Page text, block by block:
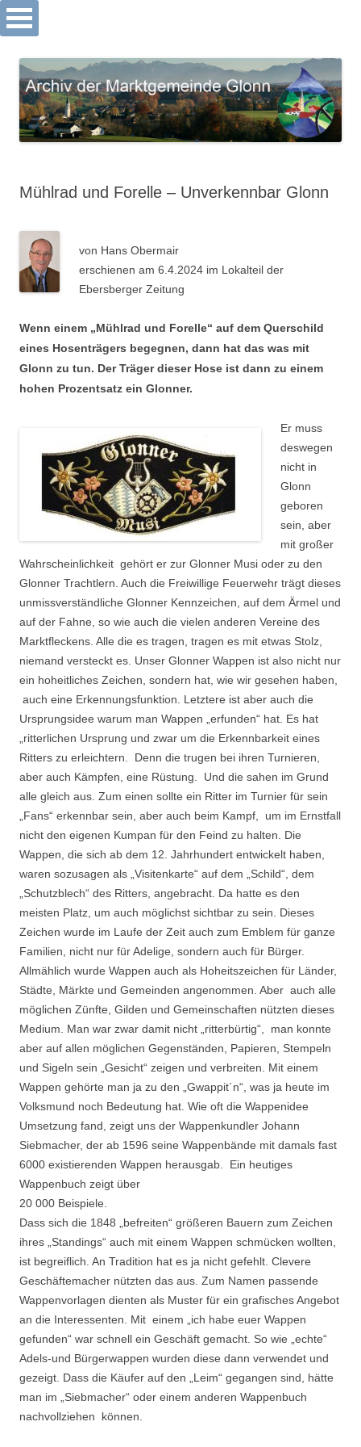
Suchen nach:
Archiv Markt Glonn
zum
Inhalt
Mühlrad und Forelle – Unverkennbar Glonn
von Hans Obermair
erschienen am 6.4.2024 im Lokalteil der
Ebersberger Zeitung
Wenn einem „Mühlrad und Forelle“ auf dem Querschild
eines Hosenträgers begegnen, dann hat das was mit
Glonn zu tun. Der Träger dieser Hose ist dann zu einem
hohen Prozentsatz ein Glonner.
Er muss
deswegen
nicht in
Glonn
geboren
sein, aber
mit großer
Wahrscheinlichkeit gehört er zur Glonner Musi oder zu den
Glonner Trachtlern. Auch die Freiwillige Feuerwehr trägt dieses
unmissverständliche Glonner Kennzeichen, auf dem Ärmel und
auf der Fahne, so wie auch die vielen anderen Vereine des
Marktfleckens. Alle die es tragen, tragen es mit etwas Stolz,
niemand versteckt es. Unser Glonner Wappen ist also nicht nur
ein hoheitliches Zeichen, sondern hat, wie wir gesehen haben,
auch eine Erkennungsfunktion. Letztere ist aber auch die
Ursprungsidee warum man Wappen „erfunden“ hat. Es hat
„ritterlichen Ursprung und zwar um die Erkennbarkeit eines
Ritters zu erleichtern. Denn die trugen bei ihren Turnieren,
aber auch Kämpfen, eine Rüstung. Und die sahen im Grund
alle gleich aus. Zum einen sollte ein Ritter im Turnier für sein
„Fans“ erkennbar sein, aber auch beim Kampf, um im Ernstfall
nicht den eigenen Kumpan für den Feind zu halten. Die
Wappen, die sich ab dem 12. Jahrhundert entwickelt haben,
waren sozusagen als „Visitenkarte“ auf dem „Schild“, dem
„Schutzblech“ des Ritters, angebracht. Da hatte es den
meisten Platz, um auch möglichst sichtbar zu sein. Dieses
Zeichen wurde im Laufe der Zeit auch zum Emblem für ganze
Familien, nicht nur für Adelige, sondern auch für Bürger.
Allmählich wurde Wappen auch als Hoheitszeichen für Länder,
Städte, Märkte und Gemeinden angenommen. Aber auch alle
möglichen Zünfte, Gilden und Gemeinschaften nützten dieses
Medium. Man war zwar damit nicht „ritterbürtig“, man konnte
aber auf allen möglichen Gegenständen, Papieren, Stempeln
und Sigeln sein „Gesicht“ zeigen und verbreiten. Mit einem
Wappen gehörte man ja zu den „Gwappit´n“, was ja heute im
Volksmund noch Bedeutung hat. Wie oft die Wappenidee
Umsetzung fand, zeigt uns der Wappenkundler Johann
Siebmacher, der ab 1596 seine Wappenbände mit damals fast
6000 existierenden Wappen herausgab. Ein heutiges
Wappenbuch zeigt über
20 000 Beispiele.
Dass sich die 1848 „befreiten“ größeren Bauern zum Zeichen
ihres „Standings“ auch mit einem Wappen schmücken wollten,
ist begreiflich. An Tradition hat es ja nicht gefehlt. Clevere
Geschäftemacher nützten das aus. Zum Namen passende
Wappenvorlagen dienten als Muster für ein grafisches Angebot
an die Interessenten. Mit einem „ich habe euer Wappen
gefunden“ war schnell ein Geschäft gemacht. So wie „echte“
Adels-und Bürgerwappen wurden diese dann verwendet und
gezeigt. Dass die Käufer auf den „Leim“ gegangen sind, hätte
man im „Siebmacher“ oder einem anderen Wappenbuch
nachvollziehen können.